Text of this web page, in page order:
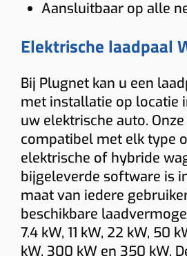
Aansluitbaar op alle
Elektrische laadpaal
Bij Plugnet kan u een
met installatie op locatie
uw elektrische auto.
compatibel met elk type
elektrische of hybride
bijgeleverde software is
maat van iedere
beschikbare
7.4 kW, 11 kW, 22 kW, 50
kW, 300 kW en 350 kW.
Ja Nee
Voorkomt dat de hoofdzekering uitvalt.
Meter
Digitale meter Analoge meter
BTW thuis
Woning ≥10 jaar (6% btw) Nieuwere
Alleen bij “Thuis”.
Gewenste functies (meerdere
Solar laden Dynamische tarieven